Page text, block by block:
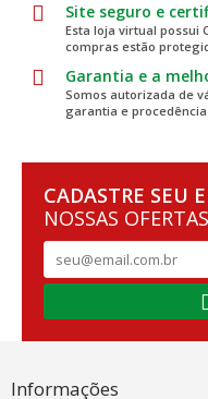
Site seguro e
Esta loja virtual possui
compras estão
Garantia e a
Somos autorizada de
garantia e procedência.
CADASTRE SEU
NOSSAS
Informações